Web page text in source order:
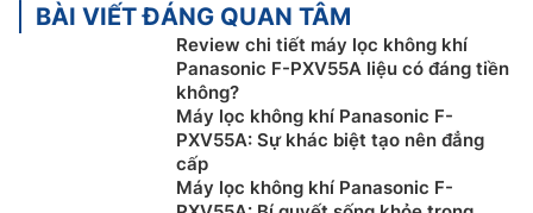
BÀI VIẾT ĐÁNG QUAN TÂM
Review chi tiết máy lọc không khí
Panasonic F-PXV55A liệu có đáng tiền
không?
Máy lọc không khí Panasonic F-
PXV55A: Sự khác biệt tạo nên đẳng
cấp
Máy lọc không khí Panasonic F-